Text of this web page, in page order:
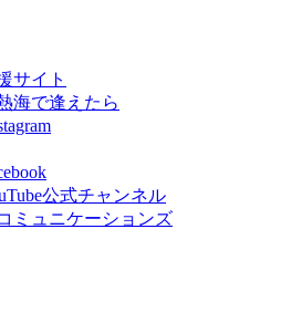
サイト
海で逢えたら
公式チャンネル
ミュニケーションズ